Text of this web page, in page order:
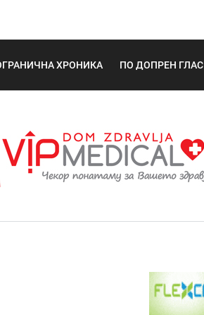
ХРОНИКА ПО ДОПРЕН ГЛАС